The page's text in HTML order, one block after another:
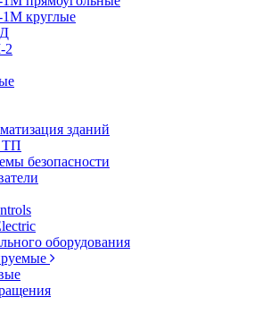
круглые
зданий
безопасности
оборудования